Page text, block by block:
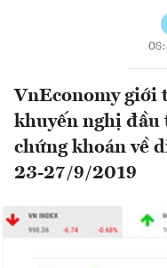
VnEconomy giới
khuyến nghị đầu
chứng khoán về
23-27/9/2019